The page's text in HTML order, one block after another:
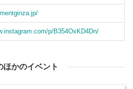
p/B354OxKD4Dn/
ほかのイベント